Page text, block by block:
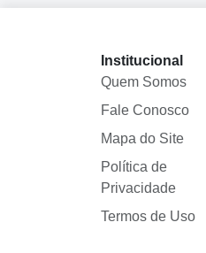
Institucional
Quem Somos
Fale Conosco
Mapa do Site
Política de
Privacidade
Termos de Uso